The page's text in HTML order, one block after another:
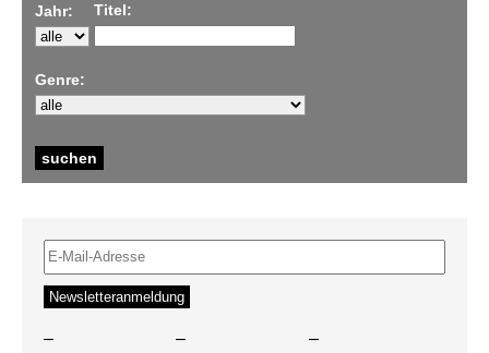
Jahr: Titel:
Genre:
– – –